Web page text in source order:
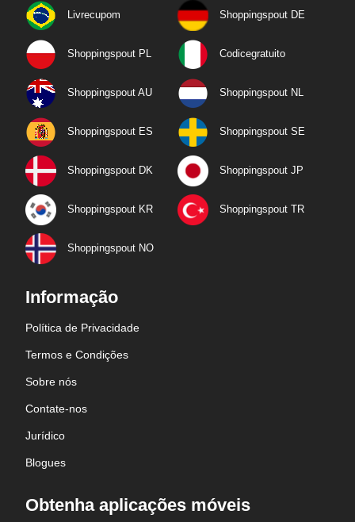
Livrecupom Shoppingspout DE
Shoppingspout PL Codicegratuito
Shoppingspout AU Shoppingspout NL
Shoppingspout ES Shoppingspout SE
Shoppingspout DK Shoppingspout JP
Shoppingspout KR Shoppingspout TR
Shoppingspout NO
Informação
Política de Privacidade
Termos e Condições
Sobre nós
Contate-nos
Jurídico
Blogues
Obtenha aplicações móveis